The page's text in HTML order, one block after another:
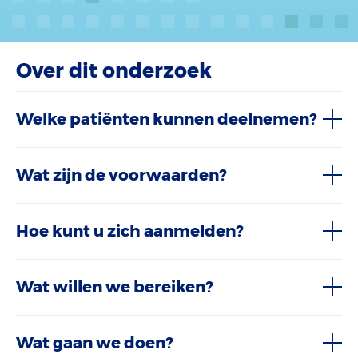
Over dit onderzoek
Welke patiënten kunnen deelnemen?
Wat zijn de voorwaarden?
Hoe kunt u zich aanmelden?
Wat willen we bereiken?
Wat gaan we doen?